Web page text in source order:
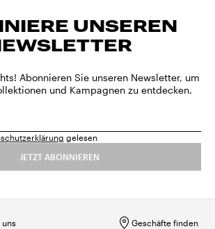
UNSEREN
Abonnieren Sie unseren Newsletter, um
und Kampagnen zu entdecken.
gelesen
JETZT ABONNIEREN
Geschäfte finden
uns